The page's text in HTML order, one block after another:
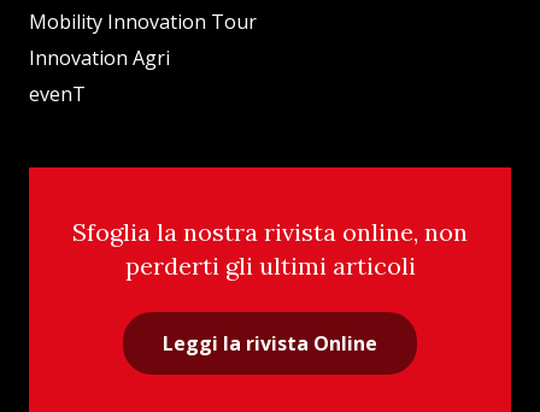
Mobility Innovation Tour
Innovation Agri
evenT
Sfoglia la nostra rivista online, non
perderti gli ultimi articoli
Leggi la rivista Online